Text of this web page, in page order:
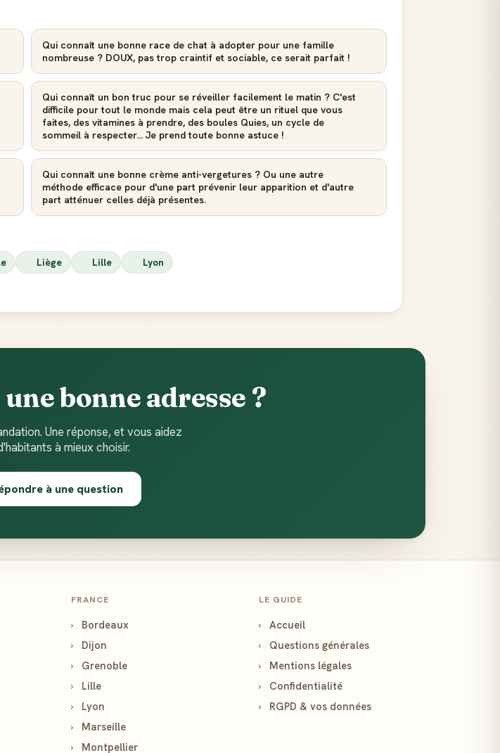
Qui connaît une bonne race de chat à adopter pour une famille
nombreuse ? DOUX, pas trop craintif et sociable, ce serait parfait !
Qui connaît un bon truc pour se réveiller facilement le matin ? C'est
difficile pour tout le monde mais cela peut être un rituel que vous
faites, des vitamines à prendre, des boules Quies, un cycle de
sommeil à respecter... Je prend toute bonne astuce !
Qui connaît une bonne crème anti-vergetures ? Ou une autre
méthode efficace pour d'une part prévenir leur apparition et d'autre
part atténuer celles déjà présentes.
Liège Lille Lyon
mon compte Guide
bonne adresse ?
Une réponse, et vous aidez
à mieux choisir.
à une question
FRANCE
›
Bordeaux
›
Dijon
›
Grenoble
›
Lille
›
Lyon
›
Marseille
›
Montpellier
LE GUIDE
›
Accueil
›
Questions générales
›
Mentions légales
›
Confidentialité
›
RGPD & vos données